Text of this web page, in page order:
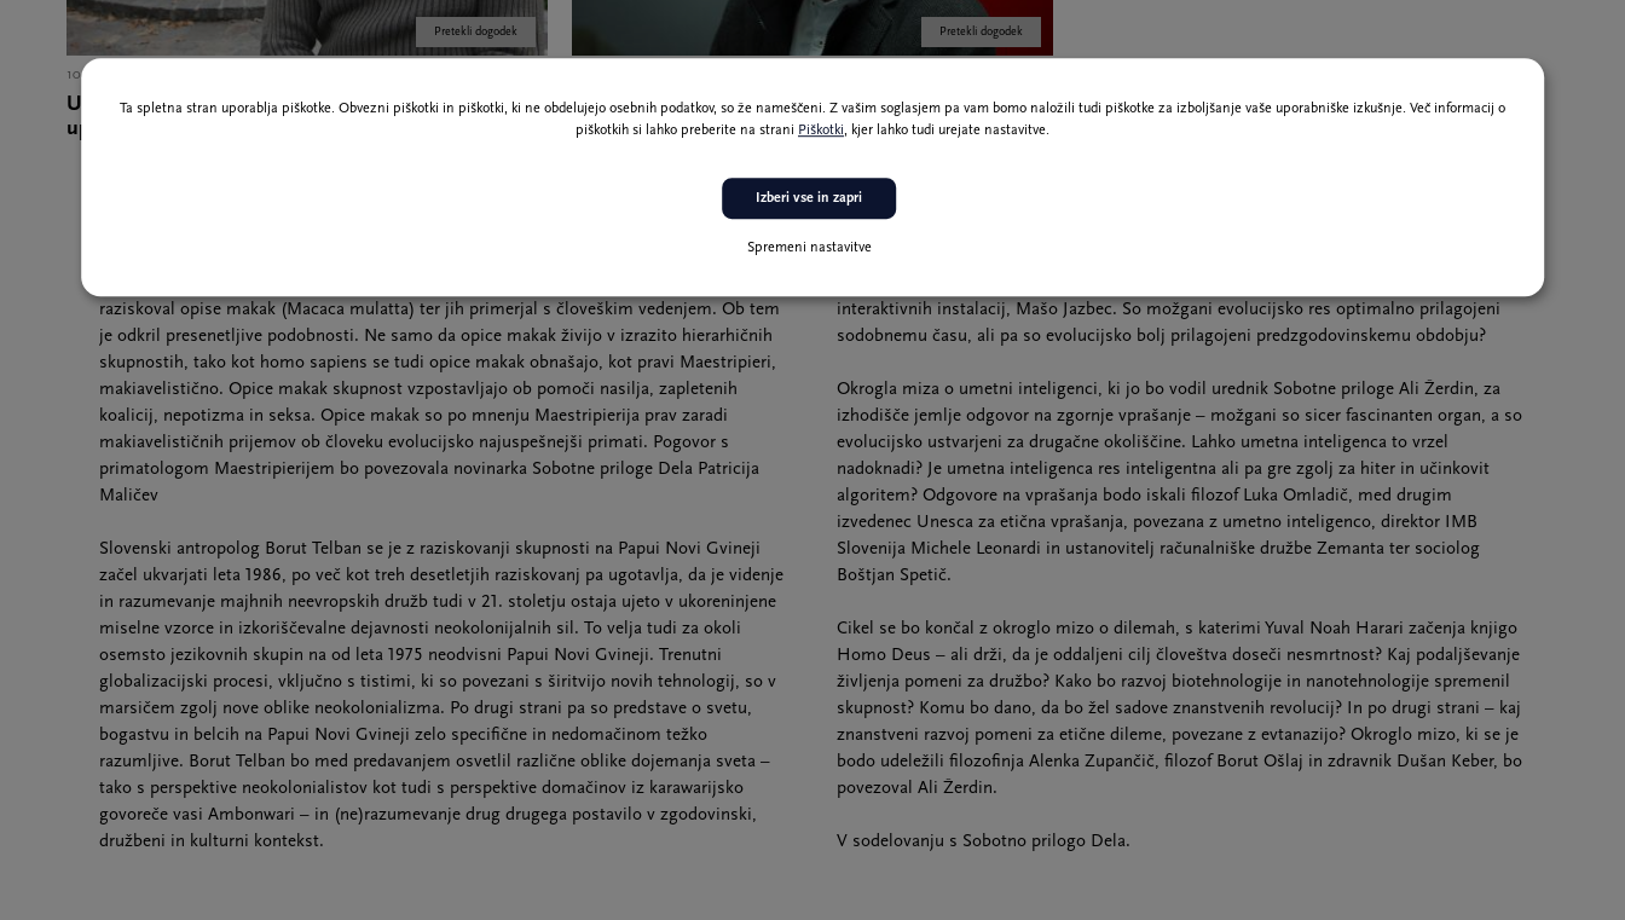
Pretekli dogodek
10. mar.
Umetna inteligenca: največja grožnja ali največje
upanje? PRESTAVLJENO
Pretekli dogodek
Pravica do prekinitve življenja v času stremljenja po
nesmrtnosti - odpovedano
navdihnjeno z besedili zgodovinarja Yuvala Noaha Hararija, bo otvoril Dario Maestripieri,
raziskoval opise makak (Macaca mulatta) ter jih primerjal s človeškim vedenjem. Ob tem
je odkril presenetljive podobnosti. Ne samo da opice makak živijo v izrazito hierarhičnih
skupnostih, tako kot homo sapiens se tudi opice makak obnašajo, kot pravi Maestripieri,
makiavelistično. Opice makak skupnost vzpostavljajo ob pomoči nasilja, zapletenih
koalicij, nepotizma in seksa. Opice makak so po mnenju Maestripierija prav zaradi
makiavelističnih prijemov ob človeku evolucijsko najuspešnejši primati. Pogovor s
primatologom Maestripierijem bo povezovala novinarka Sobotne priloge Dela Patricija
Maličev
Slovenski antropolog Borut Telban se je z raziskovanji skupnosti na Papui Novi Gvineji
začel ukvarjati leta 1986, po več kot treh desetletjih raziskovanj pa ugotavlja, da je videnje
in razumevanje majhnih neevropskih družb tudi v 21. stoletju ostaja ujeto v ukoreninjene
miselne vzorce in izkoriščevalne dejavnosti neokolonijalnih sil. To velja tudi za okoli
osemsto jezikovnih skupin na od leta 1975 neodvisni Papui Novi Gvineji. Trenutni
globalizacijski procesi, vključno s tistimi, ki so povezani s širitvijo novih tehnologij, so v
marsičem zgolj nove oblike neokolonializma. Po drugi strani pa so predstave o svetu,
bogastvu in belcih na Papui Novi Gvineji zelo specifične in nedomačinom težko
razumljive. Borut Telban bo med predavanjem osvetlil različne oblike dojemanja sveta –
tako s perspektive neokolonialistov kot tudi s perspektive domačinov iz karawarijsko
govoreče vasi Ambonwari – in (ne)razumevanje drug drugega postavilo v zgodovinski,
družbeni in kulturni kontekst.
publicistka Mojca Kumerdej se bo o vprašanjih evolucije možganov pogovarjala z
interaktivnih instalacij, Mašo Jazbec. So možgani evolucijsko res optimalno prilagojeni
sodobnemu času, ali pa so evolucijsko bolj prilagojeni predzgodovinskemu obdobju?
Okrogla miza o umetni inteligenci, ki jo bo vodil urednik Sobotne priloge Ali Žerdin, za
izhodišče jemlje odgovor na zgornje vprašanje – možgani so sicer fascinanten organ, a so
evolucijsko ustvarjeni za drugačne okoliščine. Lahko umetna inteligenca to vrzel
nadoknadi? Je umetna inteligenca res inteligentna ali pa gre zgolj za hiter in učinkovit
algoritem? Odgovore na vprašanja bodo iskali filozof Luka Omladič, med drugim
izvedenec Unesca za etična vprašanja, povezana z umetno inteligenco, direktor IMB
Slovenija Michele Leonardi in ustanovitelj računalniške družbe Zemanta ter sociolog
Boštjan Spetič.
Cikel se bo končal z okroglo mizo o dilemah, s katerimi Yuval Noah Harari začenja knjigo
Homo Deus – ali drži, da je oddaljeni cilj človeštva doseči nesmrtnost? Kaj podaljševanje
življenja pomeni za družbo? Kako bo razvoj biotehnologije in nanotehnologije spremenil
skupnost? Komu bo dano, da bo žel sadove znanstvenih revolucij? In po drugi strani – kaj
znanstveni razvoj pomeni za etične dileme, povezane z evtanazijo? Okroglo mizo, ki se je
bodo udeležili filozofinja Alenka Zupančič, filozof Borut Ošlaj in zdravnik Dušan Keber, bo
povezoval Ali Žerdin.
V sodelovanju s Sobotno prilogo Dela.
Ta spletna stran uporablja piškotke. Obvezni piškotki in piškotki, ki ne obdelujejo osebnih podatkov, so že nameščeni. Z vašim soglasjem pa vam bomo naložili tudi piškotke za izboljšanje vaše uporabniške izkušnje. Več informacij o
piškotkih si lahko preberite na strani Piškotki, kjer lahko tudi urejate nastavitve.
Spremeni nastavitve
Izberi vse in zapri